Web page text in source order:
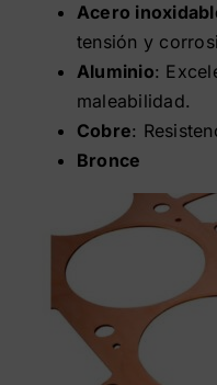
Acero
tensión y
Aluminio:
maleabilidad.
Cobre:
Bronce